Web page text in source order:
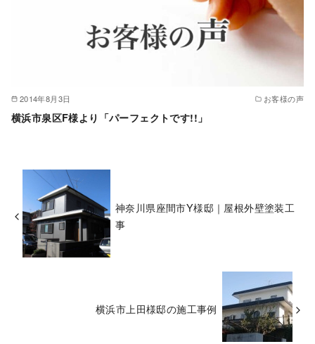
2014年8月3日 お客様の声
横浜市泉区F様より「パーフェクトです!!」
神奈川県座間市Y様邸｜屋根外壁塗装工
事
横浜市上田様邸の施工事例